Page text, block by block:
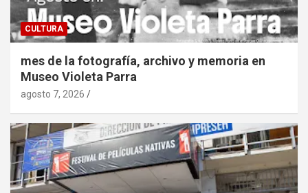
CULTURA
mes de la fotografía, archivo y memoria en
Museo Violeta Parra
agosto 7, 2026